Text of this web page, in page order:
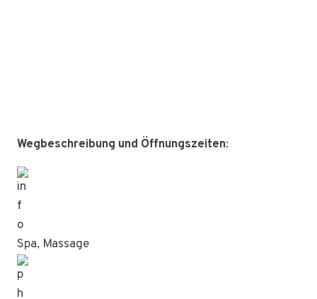
Wegbeschreibung und Öffnungszeiten:
Spa, Massage